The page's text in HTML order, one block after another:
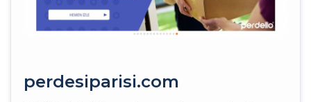
perdesiparisi.com